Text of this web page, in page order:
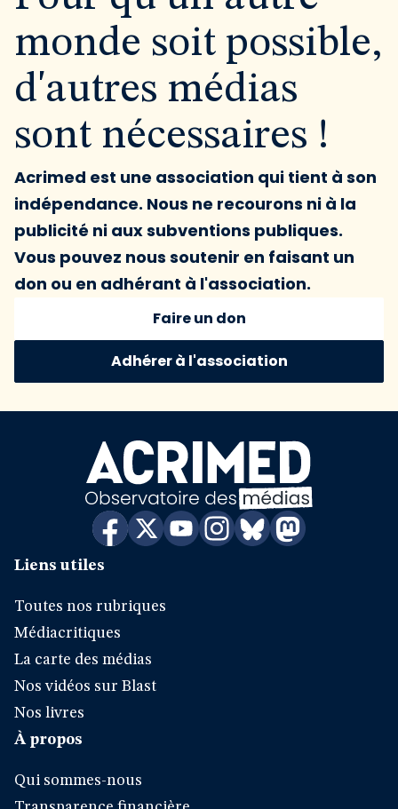
monde soit possible,
d'autres médias
sont nécessaires !
Acrimed est une association qui tient à son
indépendance. Nous ne recourons ni à la
publicité ni aux subventions publiques.
Vous pouvez nous soutenir en faisant un
don ou en adhérant à l'association.
Faire un don
Adhérer à l'association
Liens utiles
Toutes nos rubriques
Médiacritiques
La carte des médias
Nos vidéos sur Blast
Nos livres
À propos
Qui sommes-nous